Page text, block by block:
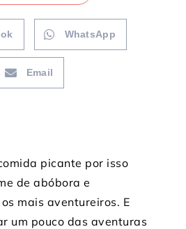
WhatsApp
Email
picante por isso
de abóbora e
mais aventureiros. E
um pouco das aventuras